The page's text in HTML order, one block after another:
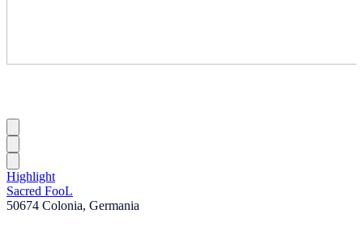
Highlight
Sacred FooL
50674 Colonia, Germania